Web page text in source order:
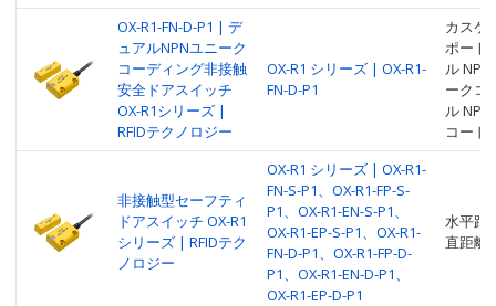
OX-R1-FN-D-P1 | デ
ュアルNPNユニーク
コーディング非接触
安全ドアスイッチ
OX-R1シリーズ |
RFIDテクノロジー
OX-R1 シリーズ | OX-R1-
FN-D-P1
カスケ
ポート
ル
ークコ
ル
コード
非接触型セーフティ
ドアスイッチ OX-R1
シリーズ | RFIDテク
ノロジー
OX-R1 シリーズ | OX-R1-
FN-S-P1、OX-R1-FP-S-
P1、OX-R1-EN-S-P1、
OX-R1-EP-S-P1、OX-R1-
FN-D-P1、OX-R1-FP-D-
P1、OX-R1-EN-D-P1、
OX-R1-EP-D-P1
水平距
直距離